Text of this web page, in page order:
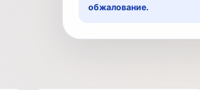
обжалование.